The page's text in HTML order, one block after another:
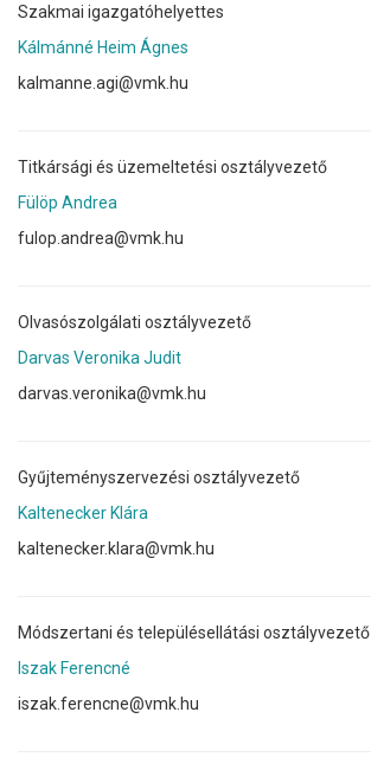
Szakmai igazgatóhelyettes
Kálmánné Heim Ágnes
kalmanne.agi@vmk.hu
Titkársági és üzemeltetési osztályvezető
Fülöp Andrea
fulop.andrea@vmk.hu
Olvasószolgálati osztályvezető
Darvas Veronika Judit
darvas.veronika@vmk.hu
Gyűjteményszervezési osztályvezető
Kaltenecker Klára
kaltenecker.klara@vmk.hu
Módszertani és településellátási osztályvezető
Iszak Ferencné
iszak.ferencne@vmk.hu